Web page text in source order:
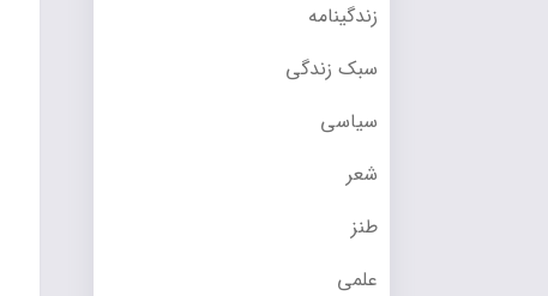
زندگینامه
سبک زندگی
سیاسی
شعر
طنز
علمی